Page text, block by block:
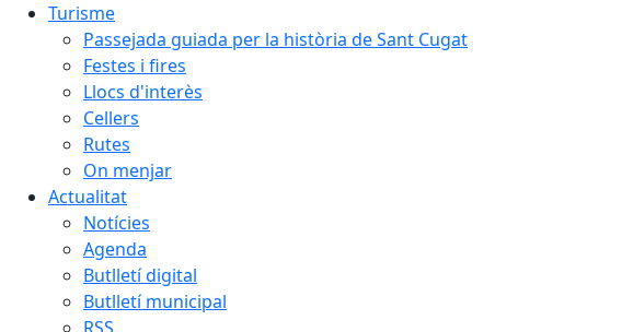
Turisme
Passejada guiada per la història de Sant Cugat
Festes i fires
Llocs d'interès
Cellers
Rutes
On menjar
Actualitat
Notícies
Agenda
Butlletí digital
Butlletí municipal